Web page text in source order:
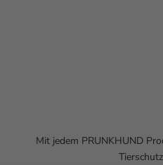
Mit jedem PRUNKHUND